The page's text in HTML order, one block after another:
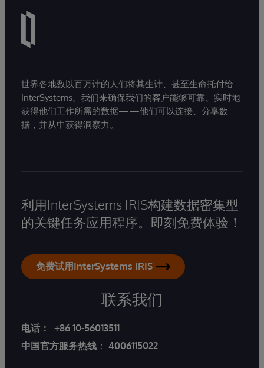
世界各地数以百万计的人们将其生计、甚至生命托付给
InterSystems。我们来确保我们的客户能够可靠、实时地
获得他们工作所需的数据——他们可以连接、分享数
据，并从中获得洞察力。
利用InterSystems IRIS构建数据密集型
的关键任务应用程序。即刻免费体验！
免费试用InterSystems IRIS
联系我们
电话：
+86 10-56013511
中国官方服务热线 ： 4006115022